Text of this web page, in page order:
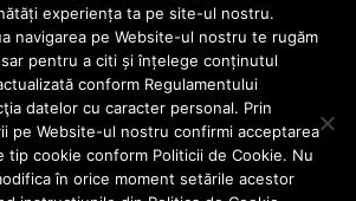
Nemira
Alte siteuri
»Nemira Media
» Valentin Nicolau
blog.nemira.ro © 2026. Toate drepturile rezervate.
experiența ta pe site-ul nostru.
navigarea pe Website-ul nostru te rugăm
pentru a citi și înțelege conținutul
conform Regulamentului
datelor cu caracter personal. Prin
pe Website-ul nostru confirmi acceptarea
tip cookie conform Politicii de Cookie. Nu
în orice moment setările acestor